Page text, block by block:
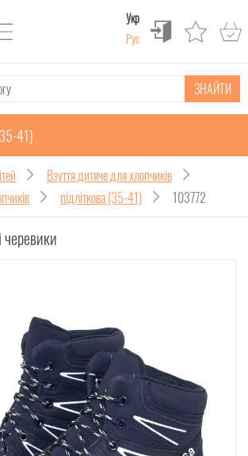
Укр
Рус
ЗНАЙТИ
41)
Взуття дитяче для хлопчиків
підліткова (35-41) 103772
черевики